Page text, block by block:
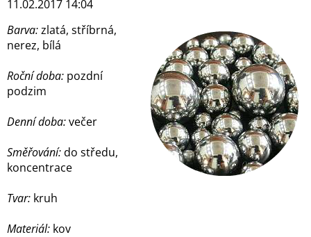
11.02.2017 14:04
Barva:zlatá, stříbrná,
nerez, bílá
Roční doba: pozdní
podzim
Denní doba:večer
Směřování:do středu,
koncentrace
Tvar: kruh
Materiál: kov